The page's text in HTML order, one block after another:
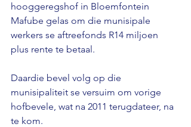
hooggeregshof in Bloemfontein
Mafube gelas om die munisipale
werkers se aftreefonds R14 miljoen
plus rente te betaal.
Daardie bevel volg op die
munisipaliteit se versuim om vorige
hofbevele, wat na 2011 terugdateer, na
te kom.